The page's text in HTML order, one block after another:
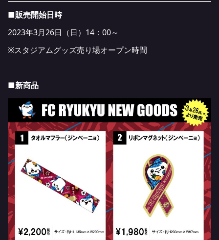
■販売開始日時
2023年3月26日（日）14：00～
※スタジアムグッズ売り場オープン時間
■新商品